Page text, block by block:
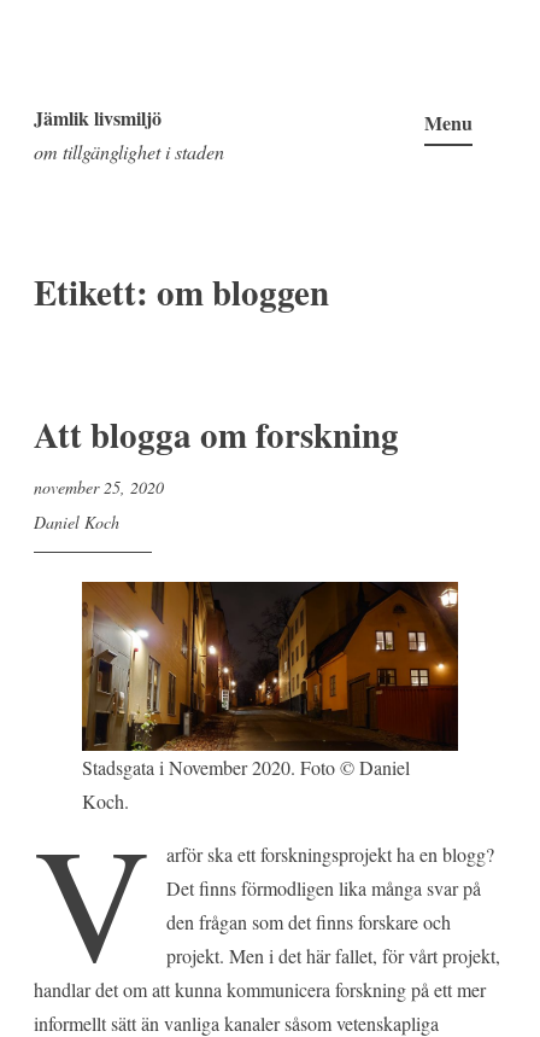
to
content
Jämlik livsmiljö
om tillgänglighet i staden
Menu
Etikett: om bloggen
Att blogga om forskning
november 25, 2020
Daniel Koch
Stadsgata i November 2020. Foto © Daniel
Koch.
V
arför ska ett forskningsprojekt ha en blogg?
Det finns förmodligen lika många svar på
den frågan som det finns forskare och
projekt. Men i det här fallet, för vårt projekt,
handlar det om att kunna kommunicera forskning på ett mer
informellt sätt än vanliga kanaler såsom vetenskapliga